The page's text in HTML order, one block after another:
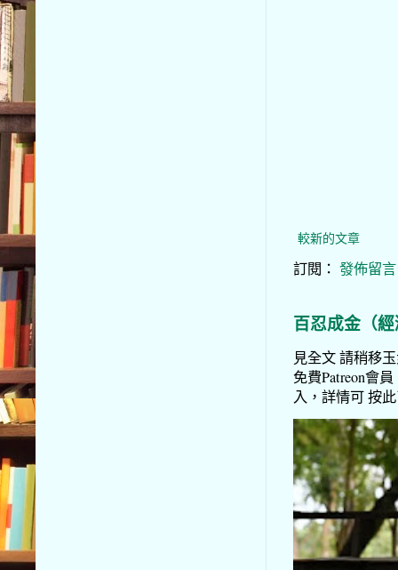
較新的文章
訂閱： 發佈留
百忍成金（
見全文 請稍移
免費Patreon會
入，詳情可 按